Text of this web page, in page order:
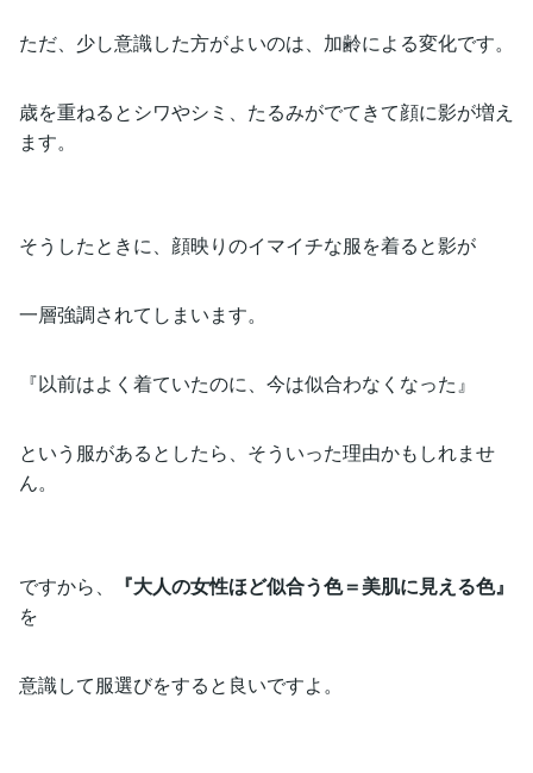
ただ、少し意識した方がよいのは、加齢による変化です。
歳を重ねるとシワやシミ、たるみがでてきて顔に影が増え
ます。
そうしたときに、顔映りのイマイチな服を着ると影が
一層強調されてしまいます。
『以前はよく着ていたのに、今は似合わなくなった』
という服があるとしたら、そういった理由かもしれませ
ん。
ですから、
『大人の女性ほど似合う色＝美肌に見える色』
を
意識して服選びをすると良いですよ。